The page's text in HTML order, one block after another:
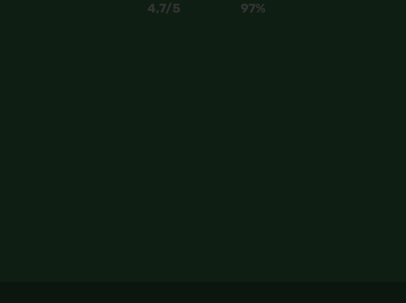
4,7/5 97%